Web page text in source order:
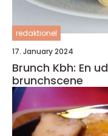
redaktionel
17. January 2024
Brunch Kbh: En
brunchscene